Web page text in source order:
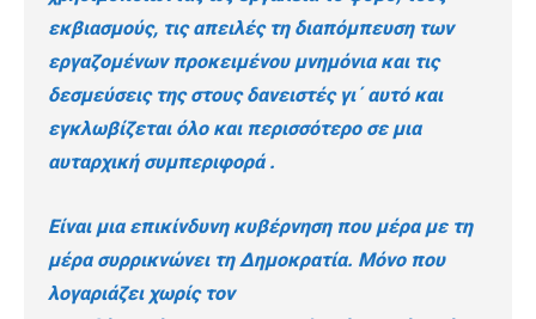
εκβιασμούς, τις απειλές τη διαπόμπευση των
εργαζομένων προκειμένου μνημόνια και τις
δεσμεύσεις της στους δανειστές γι΄ αυτό και
εγκλωβίζεται όλο και περισσότερο σε μια
αυταρχική συμπεριφορά .
Είναι μια επικίνδυνη κυβέρνηση που μέρα με τη
μέρα συρρικνώνει τη Δημοκρατία. Μόνο που
λογαριάζει χωρίς τον